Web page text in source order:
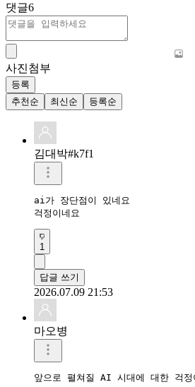
댓글6
사진첨부
등록
추천순
최신순 등록순
김대박#k7f1
ai가 장단점이 있네요
걱정이네요
1
답글 쓰기
2026.07.09 21:53
마오병
앞으로 펼쳐질 AI 시대에 대한 걱정